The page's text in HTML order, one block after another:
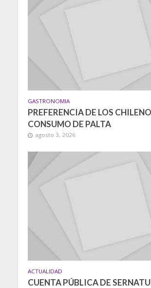
GASTRONOMIA
PREFERENCIA DE LOS
CONSUMO DE PALTA
agosto 3, 2026
ACTUALIDAD
CUENTA PÚBLICA DE